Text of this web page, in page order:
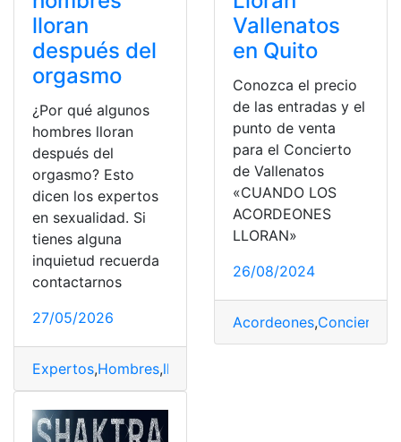
lloran
después del
orgasmo
¿Por qué algunos
hombres lloran
después del
orgasmo? Esto
dicen los expertos
en sexualidad. Si
tienes alguna
inquietud recuerda
contactarnos
27/05/2026
Expertos,Hombres,lloran
Vallenatos
en Quito
Conozca el precio
de las entradas y el
punto de venta
para el Concierto
de Vallenatos
«CUANDO LOS
ACORDEONES
LLORAN»
26/08/2024
Acordeones,Concierto